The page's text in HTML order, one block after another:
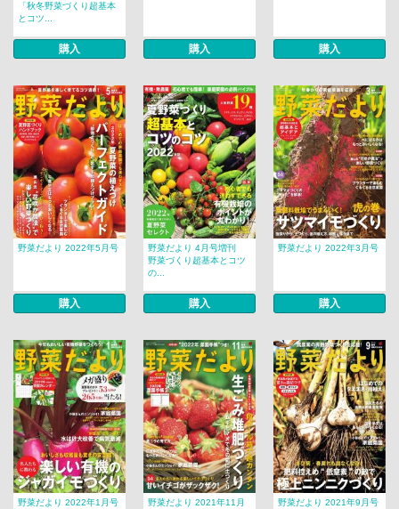
「秋冬野菜づくり超基本
とコツ...
購入 購入 購入
野菜だより 2022年5月号
購入
野菜だより 4月号増刊
野菜づくり超基本とコツ
の...
購入
野菜だより 2022年3月号
購入
野菜だより 2022年1月号
野菜だより 2021年11月
野菜だより 2021年9月号